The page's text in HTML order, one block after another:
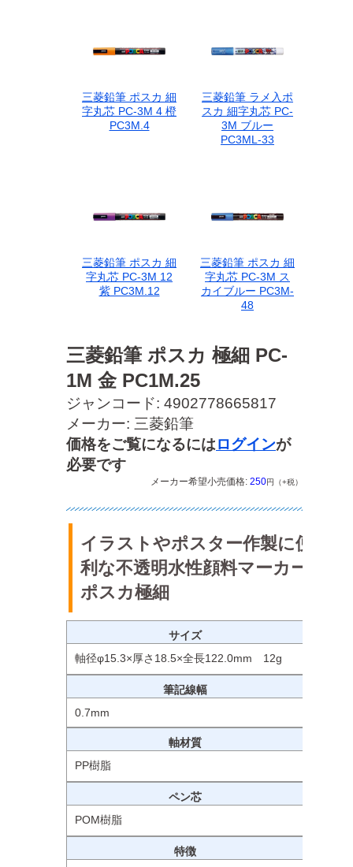
三菱鉛筆 ポスカ 極細 PC-
1M 金 PC1M.25
ジャンコード: 4902778665817
メーカー: 三菱鉛筆
価格をご覧になるにはログインが
必要です
メーカー希望小売価格: 250円（+税）
イラストやポスター作製に便
利な不透明水性顔料マーカー
ポスカ極細
サイズ
軸径φ15.3×厚さ18.5×全長122.0mm 12g
筆記線幅
0.7mm
軸材質
PP樹脂
ペン芯
POM樹脂
特徴
三菱鉛筆 ポスカ 細
字丸芯 PC-3M 4 橙
PC3M.4
三菱鉛筆 ラメ入ポ
スカ 細字丸芯 PC-
3M ブルー
PC3ML-33
三菱鉛筆 ポスカ 細
字丸芯 PC-3M 12
紫 PC3M.12
三菱鉛筆 ポスカ 細
字丸芯 PC-3M ス
カイブルー PC3M-
48